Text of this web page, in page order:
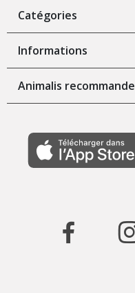
Catégories
Informations
Animalis recommande